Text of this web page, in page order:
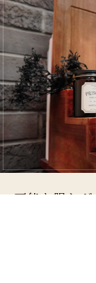
可能な限り